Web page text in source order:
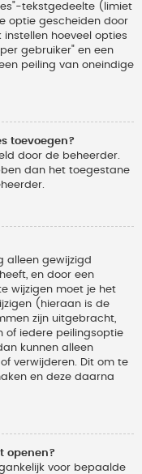
tekstgedeelte (limiet
optie gescheiden door
hoeveel opties
gebruiker" en een
peiling van oneindige
toevoegen?
door de beheerder.
dan het toegestane
alleen gewijzigd
en door een
wijzigen moet je het
(hieraan is de
zijn uitgebracht,
of iedere peilingsoptie
kunnen alleen
verwijderen. Dit om te
en deze daarna
openen?
voor bepaalde